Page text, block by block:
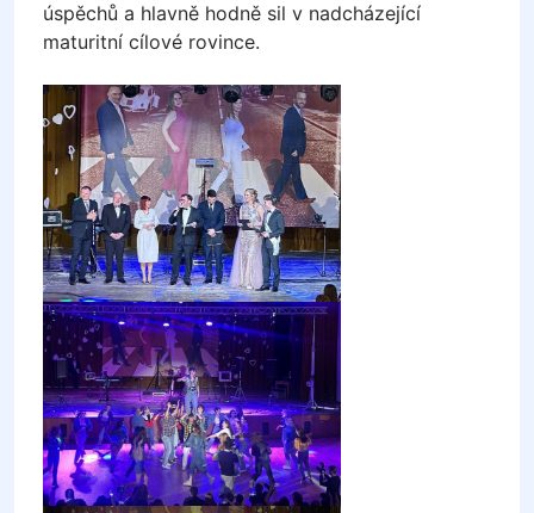
úspěchů a hlavně hodně sil v nadcházející
maturitní cílové rovince.